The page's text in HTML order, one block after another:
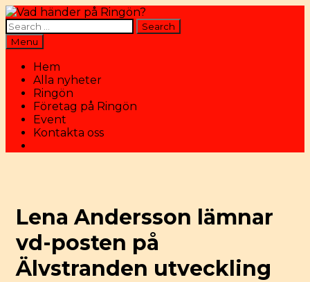
Skip
to
content
Search
for:
Search
Menu
Hem
Alla nyheter
Ringön
Företag på Ringön
Event
Kontakta oss
Lena Andersson lämnar
vd-posten på
Älvstranden utveckling